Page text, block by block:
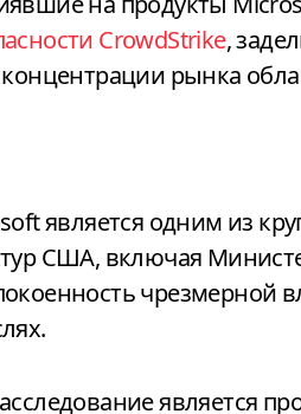
CrowdStrike,
концентрации рынка
является одним из
США, включая
чрезмерной
является